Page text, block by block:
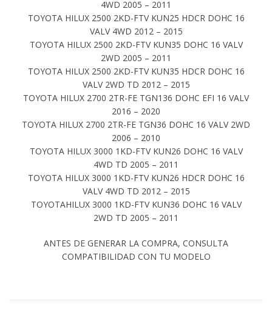
4WD 2005 – 2011
TOYOTA HILUX 2500 2KD-FTV KUN25 HDCR DOHC 16
VALV 4WD 2012 – 2015
TOYOTA HILUX 2500 2KD-FTV KUN35 DOHC 16 VALV
2WD 2005 – 2011
TOYOTA HILUX 2500 2KD-FTV KUN35 HDCR DOHC 16
VALV 2WD TD 2012 – 2015
TOYOTA HILUX 2700 2TR-FE TGN136 DOHC EFI 16 VALV
2016 – 2020
TOYOTA HILUX 2700 2TR-FE TGN36 DOHC 16 VALV 2WD
2006 – 2010
TOYOTA HILUX 3000 1KD-FTV KUN26 DOHC 16 VALV
4WD TD 2005 – 2011
TOYOTA HILUX 3000 1KD-FTV KUN26 HDCR DOHC 16
VALV 4WD TD 2012 – 2015
TOYOTAHILUX 3000 1KD-FTV KUN36 DOHC 16 VALV
2WD TD 2005 – 2011
ANTES DE GENERAR LA COMPRA, CONSULTA
COMPATIBILIDAD CON TU MODELO